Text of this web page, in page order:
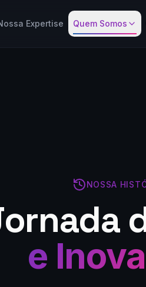
Expertise Quem Somos
NOSSA
e